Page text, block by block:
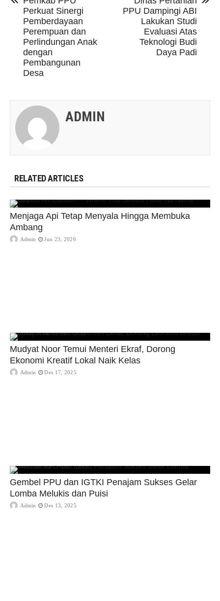
Perkuat Sinergi
Pemberdayaan
Perempuan dan
Perlindungan Anak
dengan
Pembangunan
Desa
PPU Dampingi ABI
Lakukan Studi
Evaluasi Atas
Teknologi Budi
Daya Padi
ADMIN
RELATED ARTICLES
Menjaga Api Tetap Menyala Hingga Membuka
Ambang
Admin Jun 23, 2026
Mudyat Noor Temui Menteri Ekraf, Dorong
Ekonomi Kreatif Lokal Naik Kelas
Admin Des 17, 2025
Gembel PPU dan IGTKI Penajam Sukses Gelar
Lomba Melukis dan Puisi
Admin Des 13, 2025